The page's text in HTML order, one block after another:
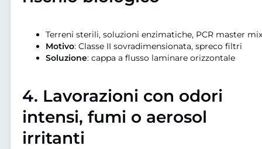
Terreni sterili, soluzioni enzimatiche, PCR master mix
Motivo: Classe II sovradimensionata, spreco filtri
Soluzione: cappa a flusso laminare orizzontale
4. Lavorazioni con odori
intensi, fumi o aerosol
irritanti